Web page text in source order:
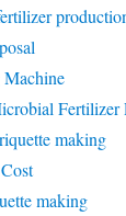
Fertilizer
making
making